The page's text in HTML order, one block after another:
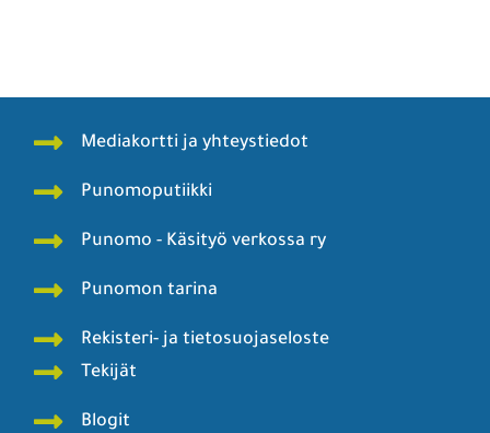
Mediakortti ja yhteystiedot
Punomoputiikki
Punomo - Käsityö verkossa ry
Punomon tarina
Rekisteri- ja tietosuojaseloste
Tekijät
Blogit